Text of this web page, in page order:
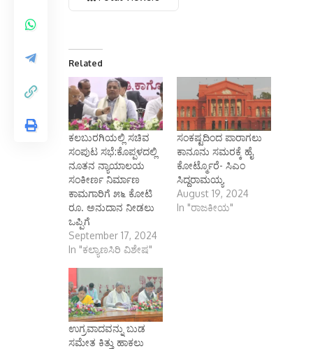
Related
ಕಲಬುರಗಿಯಲ್ಲಿ ಸಚಿವ
ಸಂಪುಟ ಸಭೆ:ಕೊಪ್ಪಳದಲ್ಲಿ
ನೂತನ ನ್ಯಾಯಾಲಯ
ಸಂಕೀರ್ಣ ನಿರ್ಮಾಣ
ಕಾಮಗಾರಿಗೆ ೫೬ ಕೋಟಿ
ರೂ. ಅನುದಾನ ನೀಡಲು
ಒಪ್ಪಿಗೆ
September 17, 2024
In "ಕಲ್ಯಾಣಸಿರಿ ವಿಶೇಷ"
ಸಂಕಷ್ಟದಿಂದ ಪಾರಾಗಲು
ಕಾನೂನು ಸಮರಕ್ಕೆ ಹೈ
ಕೋರ್ಟ್ಮೊರೆ- ಸಿಎಂ
ಸಿದ್ದರಾಮಯ್ಯ
August 19, 2024
In "ರಾಜಕೀಯ"
ಉಗ್ರವಾದವನ್ನು ಬುಡ
ಸಮೇತ ಕಿತ್ತು ಹಾಕಲು